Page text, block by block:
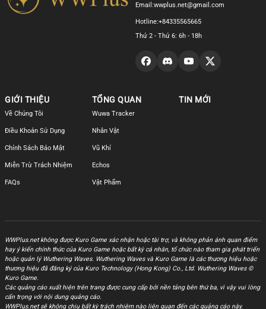
Email:wwplus.net@gmail.com
Hotline:+84335565665
Thứ 2 - Thứ 6: 6h - 18h
GIỚI THIỆU
Về Chúng Tôi
Điều Khoản Sử Dụng
Chính Sách Bảo Mật
Miễn Trừ Trách Nhiệm
FAQs
TỔNG QUAN
Wuwa Tracker
Nhân Vật
Vũ Khí
Echos
Vật Phẩm
TIN MỚI
WWPlus.net không được Kuro Game xác nhận hoặc tài trợ, và không phản ánh quan điểm
hay ý kiến chính thức của Kuro Game hoặc bất kỳ cá nhân, tổ chức nào tham gia phát triển
hoặc quản lý Wuthering Waves. Wuthering Waves và Kuro Game là các thương hiệu hoặc
thương hiệu đã đăng ký của Kuro Technology (Hong Kong) Co., Ltd. Wuthering Waves ©
Kuro Game.
Các quảng cáo xuất hiện trên trang được cung cấp bởi nền tảng bên thứ ba, vì vậy vui lòng
cẩn trọng với nội dung quảng cáo.
WWPlus.net sẽ không chịu bất kỳ trách nhiệm nào liên quan đến các quảng cáo này.